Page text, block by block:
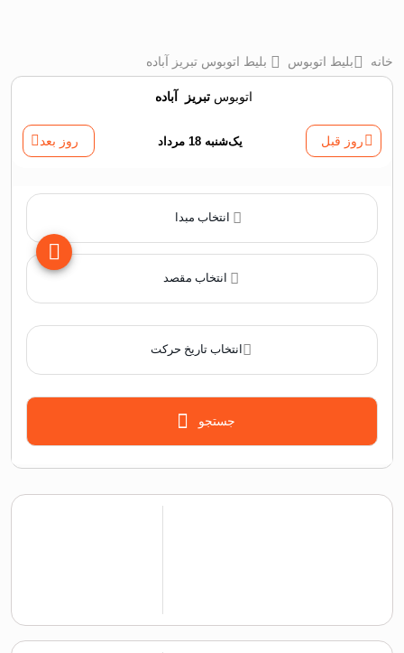
خانه بلیط اتوبوس بلیط اتوبوس تبريز آباده
اتوبوس تبريز آباده
روز قبل یک‌شنبه 18 مرداد روز بعد
انتخاب تاریخ حرکت
جستجو